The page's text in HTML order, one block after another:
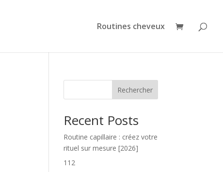
Routines cheveux
Rechercher
Recent Posts
Routine capillaire : créez votre
rituel sur mesure [2026]
112